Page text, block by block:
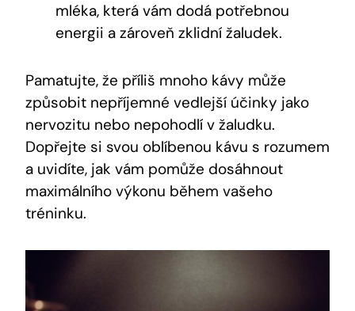
‍mléka, která vám dodá potřebnou‍
energii a zároveň zklidní žaludek.
Pamatujte, že příliš mnoho⁤ kávy může
způsobit nepříjemné vedlejší účinky jako
nervozitu nebo nepohodlí v ​žaludku.
Dopřejte ⁤si svou oblíbenou kávu s ⁤rozumem
a uvidíte, jak vám pomůže dosáhnout
⁢maximálního výkonu během vašeho
tréninku.